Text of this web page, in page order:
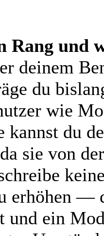
Rang und
deinem
du
wie
kannst du
sie von
erhöhen —
und ein